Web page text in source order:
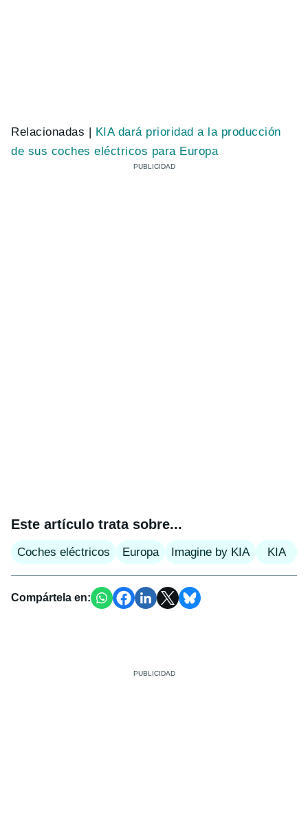
Relacionadas |
KIA dará prioridad a la producción
de sus coches eléctricos para Europa
Este artículo trata sobre...
Coches eléctricos Europa Imagine by KIA KIA
Compártela en: